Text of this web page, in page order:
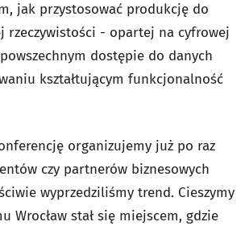
jak przystosować produkcję do
rzeczywistości - opartej na cyfrowej
dostępie do danych
kształtującym funkcjonalność
organizujemy już po raz
czy partnerów biznesowych
wyprzedziliśmy trend. Cieszymy
Wrocław stał się miejscem, gdzie